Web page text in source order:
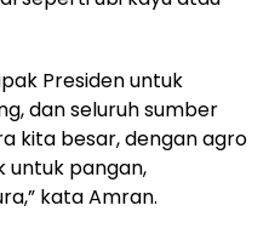
Presiden untuk
dan seluruh sumber
kita besar, dengan agro
untuk pangan,
kata Amran.